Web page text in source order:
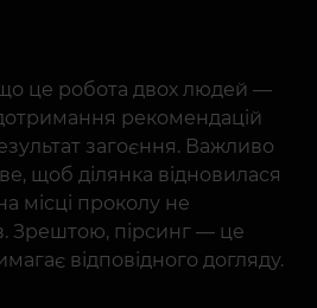
це робота двох людей —
рекомендацій
загоєння. Важливо
щоб ділянка відновилася
місці проколу не
Зрештою, пірсинг — це
відповідного догляду.